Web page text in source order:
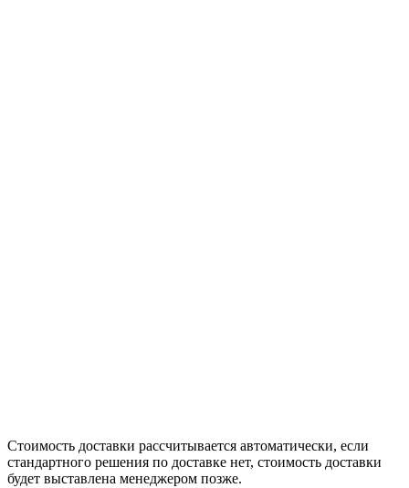
Стоимость доставки рассчитывается автоматически, если
стандартного решения по доставке нет, стоимость доставки
будет выставлена менеджером позже.